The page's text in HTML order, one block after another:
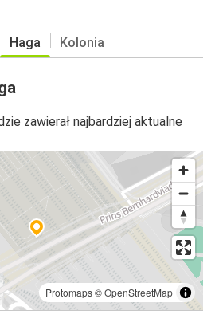
Haga Kolonia
zawierał najbardziej aktualne
Protomaps©OpenStreetMap